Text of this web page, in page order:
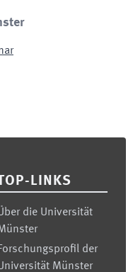
TOP-LINKS
die Universität
der
Münster